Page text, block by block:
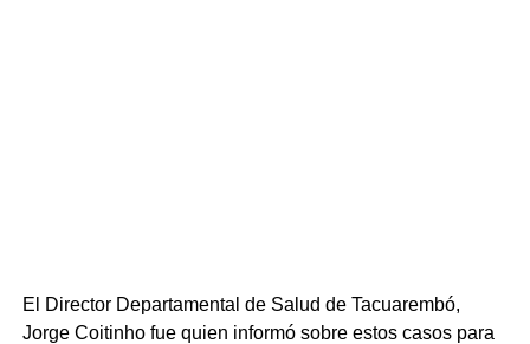
El Director Departamental de Salud de Tacuarembó,
Jorge Coitinho fue quien informó sobre estos casos para